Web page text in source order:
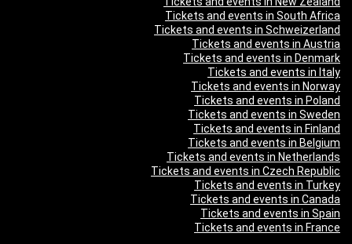
Tickets and events in South Africa
Tickets and events in Schweizerland
Tickets and events in Austria
Tickets and events in Denmark
Tickets and events in Italy
Tickets and events in Norway
Tickets and events in Poland
Tickets and events in Sweden
Tickets and events in Finland
Tickets and events in Belgium
Tickets and events in Netherlands
Tickets and events in Czech Republic
Tickets and events in Turkey
Tickets and events in Canada
Tickets and events in Spain
Tickets and events in France